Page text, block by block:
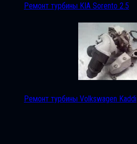
Ремонт турбины KIA Sorento 2.5
Ремонт турбины Volkswagen Kaddi